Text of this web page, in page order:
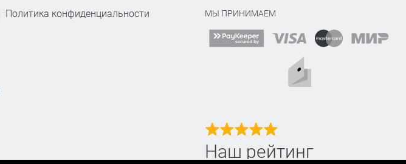
Политика конфиденциальности МЫ ПРИНИМАЕМ
Наш рейтинг